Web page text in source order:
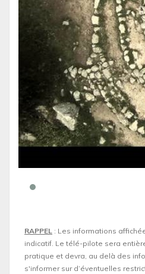
RAPPEL : Les informations
indicatif. Le télé-pilote sera
pratique et devra, au delà des
s'informer sur d’éventuelles